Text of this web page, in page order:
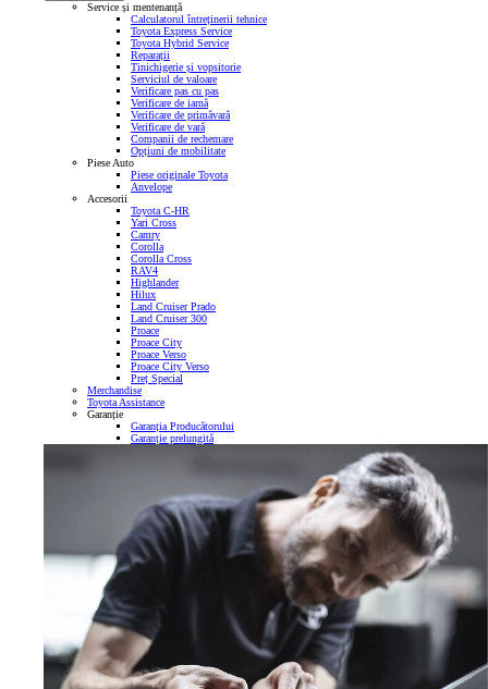
Service și mentenanță
Calculatorul întreținerii tehnice
Toyota Express Service
Toyota Hybrid Service
Reparații
Tinichigerie și vopsitorie
Serviciul de valoare
Verificare pas cu pas
Verificare de iarnă
Verificare de primăvară
Verificare de vară
Companii de rechemare
Opțiuni de mobilitate
Piese Auto
Piese originale Toyota
Anvelope
Accesorii
Toyota C-HR
Yari Cross
Camry
Corolla
Corolla Cross
RAV4
Highlander
Hilux
Land Cruiser Prado
Land Cruiser 300
Proace
Proace City
Proace Verso
Proace City Verso
Preț Special
Merchandise
Toyota Assistance
Garanție
Garanția Producătorului
Garanție prelungită